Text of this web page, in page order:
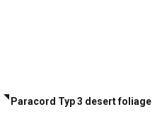
Paracord Typ 3 desert foliage